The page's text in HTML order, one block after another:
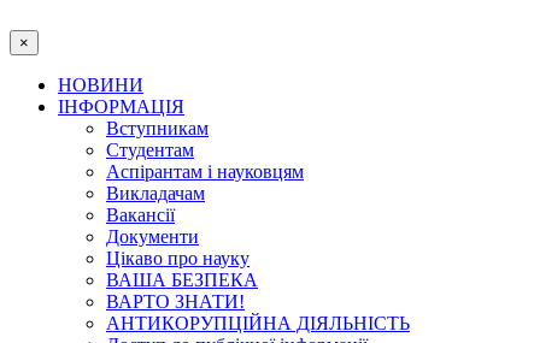
×
НОВИНИ
ІНФОРМАЦІЯ
Вступникам
Студентам
Аспірантам і науковцям
Викладачам
Вакансії
Документи
Цікаво про науку
ВАША БЕЗПЕКА
ВАРТО ЗНАТИ!
АНТИКОРУПЦІЙНА ДІЯЛЬНІСТЬ